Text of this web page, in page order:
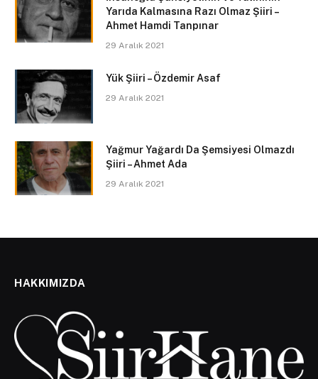
Yarıda Kalmasına Razı Olmaz Şiiri –
Ahmet Hamdi Tanpınar
29 Aralık 2021
Yük Şiiri – Özdemir Asaf
29 Aralık 2021
Yağmur Yağardı Da Şemsiyesi Olmazdı
Şiiri – Ahmet Ada
29 Aralık 2021
HAKKIMIZDA